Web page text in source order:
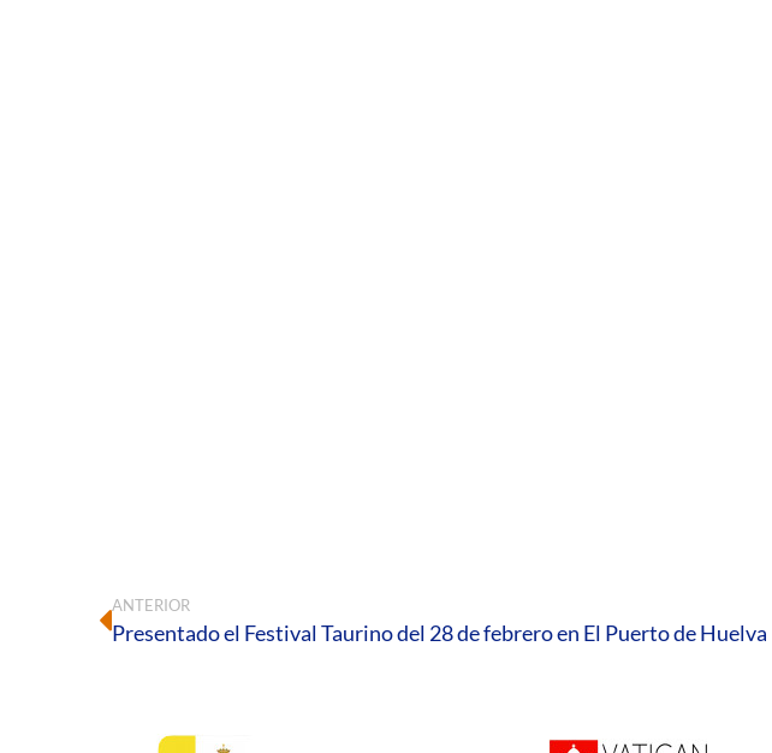
ANTERIOR
Presentado el Festival Taurino del 28 de febrero en El Puerto de Huelva